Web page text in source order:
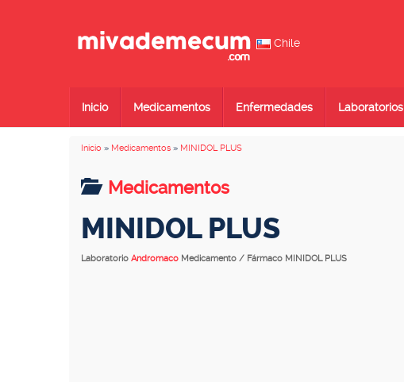
Chile
Inicio Medicamentos Enfermedades Laboratorios
Inicio » Medicamentos » MINIDOL PLUS
Medicamentos
MINIDOL PLUS
Laboratorio Andromaco Medicamento / Fármaco MINIDOL PLUS